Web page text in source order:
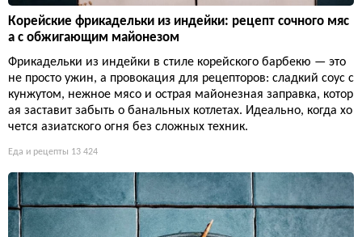
Корейские фрикадельки из индейки: рецепт сочного мяс
а с обжигающим майонезом
Фрикадельки из индейки в стиле корейского барбекю — это
не просто ужин, а провокация для рецепторов: сладкий соус с
кунжутом, нежное мясо и острая майонезная заправка, котор
ая заставит забыть о банальных котлетах. Идеально, когда хо
чется азиатского огня без сложных техник.
Еда и рецепты 13 424